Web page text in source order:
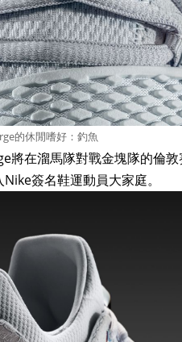
的休閒嗜好：釣魚
將在溜馬隊對戰金塊隊的倫
簽名鞋運動員大家庭。